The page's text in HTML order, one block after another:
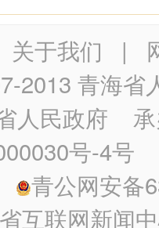
关于我们 |
2013 青海省
人民政府 承
号-4号
青公网安备
互联网新闻